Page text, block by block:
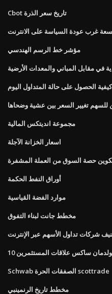
Cbot تاريخ سعر الذرة
غرب عودة السياسة على الانترنت
مؤشر خط الرسم الهندسي
في مقابل المباني والمعدات الأرضية
كيفية الحصول على حالة المتداول اليوم
تغيير السعر بين عشية وضحاها
مجموعة انديتكس المالية
اسعار الخزانة الآجلة
حصة السوق من العملة المشفرة
أوراق النفط الحكمة
موارد الفضة القياسية
مخطط جانت لبناء التفوق
شركات تداول الأسهم عبر الإنترنت
Schwab الصفقات الحرة scottrade
مخطط تاريخ الرنمينبي